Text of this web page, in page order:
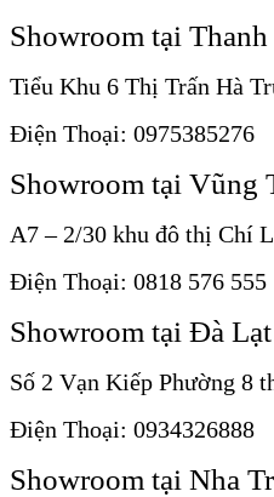
Showroom tại Thanh
Tiểu Khu 6 Thị Trấn Hà
Điện Thoại: 0975385276
Showroom tại Vũng
A7 – 2/30 khu đô thị Chí
Điện Thoại: 0818 576 555
Showroom tại Đà Lạt
Số 2 Vạn Kiếp Phường 8
Điện Thoại: 0934326888
Showroom tại Nha